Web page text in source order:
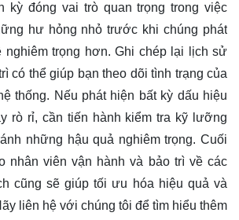
kỳ đóng vai trò quan trọng trong việc
hư hỏng nhỏ trước khi chúng phát
nghiêm trọng hơn. Ghi chép lại lịch sử
có thể giúp bạn theo dõi tình trạng của
thống. Nếu phát hiện bất kỳ dấu hiệu
rò rỉ, cần tiến hành kiểm tra kỹ lưỡng
những hậu quả nghiêm trọng. Cuối
nhân viên vận hành và bảo trì về các
cũng sẽ giúp tối ưu hóa hiệu quả và
liên hệ với chúng tôi để tìm hiểu thêm